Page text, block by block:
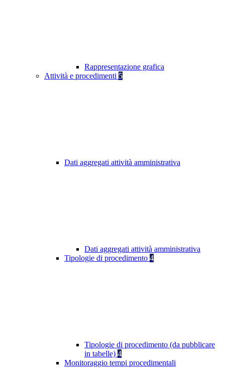
Rappresentazione grafica
Attività e procedimenti 5
Dati aggregati attività amministrativa
Dati aggregati attività amministrativa
Tipologie di procedimento 4
Tipologie di procedimento (da pubblicare
in tabelle) 4
Monitoraggio tempi procedimentali